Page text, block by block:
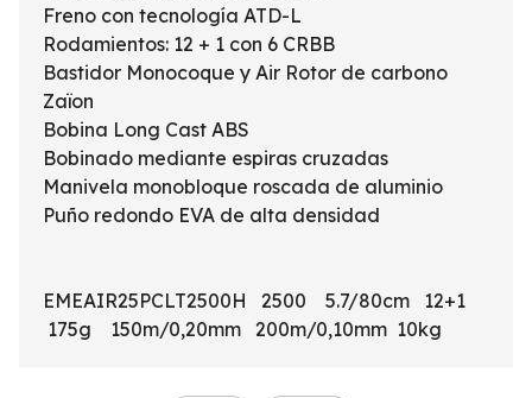
Freno con tecnología ATD-L
Rodamientos: 12 + 1 con 6 CRBB
Bastidor Monocoque y Air Rotor de carbono
Zaïon
Bobina Long Cast ABS
Bobinado mediante espiras cruzadas
Manivela monobloque roscada de aluminio
Puño redondo EVA de alta densidad
EMEAIR25PCLT2500H 2500 5.7/80cm 12+1
175g 150m/0,20mm 200m/0,10mm 10kg